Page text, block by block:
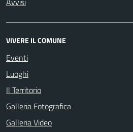
VIVERE IL COMUNE
Eventi
Luoghi
Il Territorio
Galleria Fotografica
Galleria Video